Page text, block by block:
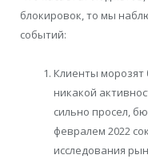
блокировок, то мы
событий:
Клиенты
никакой
сильно просел,
февралем 2022
исследования